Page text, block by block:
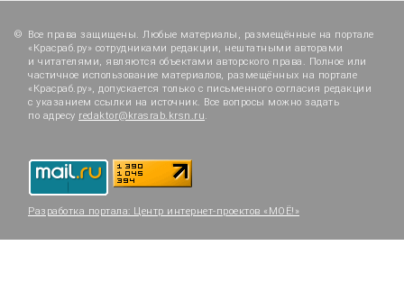
Все права защищены. Любые материалы, размещённые на портале
«Красраб.ру» сотрудниками редакции, нештатными авторами
и читателями, являются объектами авторского права. Полное или
частичное использование материалов, размещённых на портале
«Красраб.ру», допускается только с письменного согласия редакции
с указанием ссылки на источник. Все вопросы можно задать
по адресу redaktor@krasrab.krsn.ru.
Разработка портала: Центр интернет-проектов «МОЁ!»